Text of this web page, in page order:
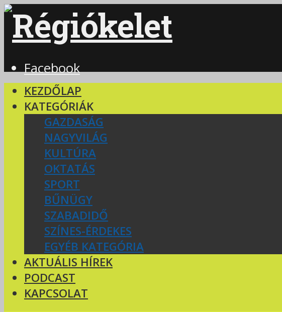
Facebook
KEZDŐLAP
KATEGÓRIÁK
GAZDASÁG
NAGYVILÁG
KULTÚRA
OKTATÁS
SPORT
BŰNÜGY
SZABADIDŐ
SZÍNES-ÉRDEKES
EGYÉB KATEGÓRIA
AKTUÁLIS HÍREK
PODCAST
KAPCSOLAT